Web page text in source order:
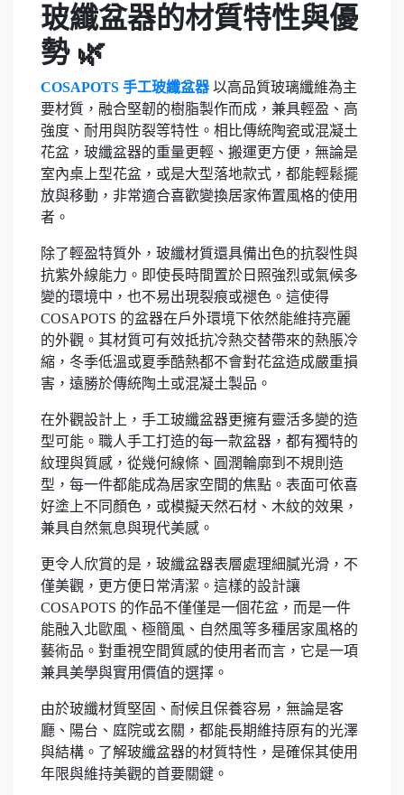
玻纖盆器的材質特性與優
勢 🌿
COSAPOTS 手工玻纖盆器 以高品質玻璃纖維為主
要材質，融合堅韌的樹脂製作而成，兼具輕盈、高
強度、耐用與防裂等特性。相比傳統陶瓷或混凝土
花盆，玻纖盆器的重量更輕、搬運更方便，無論是
室內桌上型花盆，或是大型落地款式，都能輕鬆擺
放與移動，非常適合喜歡變換居家佈置風格的使用
者。
除了輕盈特質外，玻纖材質還具備出色的抗裂性與
抗紫外線能力。即使長時間置於日照強烈或氣候多
變的環境中，也不易出現裂痕或褪色。這使得
COSAPOTS 的盆器在戶外環境下依然能維持亮麗
的外觀。其材質可有效抵抗冷熱交替帶來的熱脹冷
縮，冬季低溫或夏季酷熱都不會對花盆造成嚴重損
害，遠勝於傳統陶土或混凝土製品。
在外觀設計上，手工玻纖盆器更擁有靈活多變的造
型可能。職人手工打造的每一款盆器，都有獨特的
紋理與質感，從幾何線條、圓潤輪廓到不規則造
型，每一件都能成為居家空間的焦點。表面可依喜
好塗上不同顏色，或模擬天然石材、木紋的效果，
兼具自然氣息與現代美感。
更令人欣賞的是，玻纖盆器表層處理細膩光滑，不
僅美觀，更方便日常清潔。這樣的設計讓
COSAPOTS 的作品不僅僅是一個花盆，而是一件
能融入北歐風、極簡風、自然風等多種居家風格的
藝術品。對重視空間質感的使用者而言，它是一項
兼具美學與實用價值的選擇。
由於玻纖材質堅固、耐候且保養容易，無論是客
廳、陽台、庭院或玄關，都能長期維持原有的光澤
與結構。了解玻纖盆器的材質特性，是確保其使用
年限與維持美觀的首要關鍵。